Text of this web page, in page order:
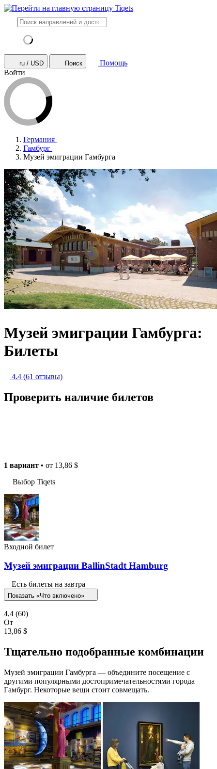
ru / USD Поиск
Помощь
Войти
Германия
Гамбург
Музей эмиграции Гамбурга
Музей эмиграции Гамбурга:
Билеты
4.4 (61 отзывы)
Проверить наличие билетов
1 вариант • от 13,86 $
Выбор Tiqets
Входной билет
Музей эмиграции BallinStadt Hamburg
Есть билеты на завтра
Показать «Что включено»
4,4 (60)
От
13,86 $
Тщательно подобранные комбинации
Музей эмиграции Гамбурга — объедините посещение с
другими популярными достопримечательностями города
Гамбург. Некоторые вещи стоит совмещать.